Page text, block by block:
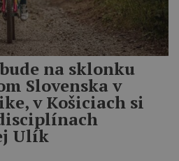
na sklonku
Slovenska v
v Košiciach si
Ulík